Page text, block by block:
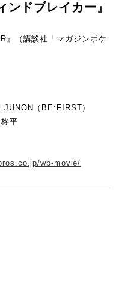
ンドブレイカー』
』（講談社「マガジンポケ
（BE:FIRST）
平
wb-movie/